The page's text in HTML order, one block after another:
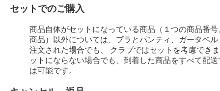
セットでのご購入
商品自体がセットになっている商品（１つの商品番
商品）以外については、ブラとパンティ、ガータベ
注文された場合でも、 クラブではセットを考慮でき
ットにならない場合でも、到着した商品をすべて配
は可能です。